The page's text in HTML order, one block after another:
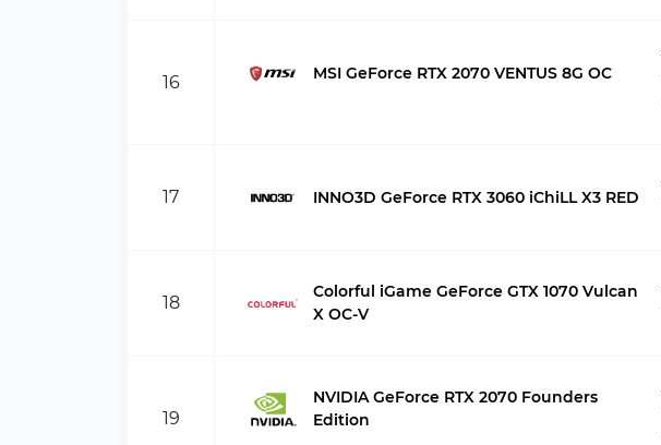
16 MSI GeForce RTX 2070 VENTUS 8G OC
17 INNO3D GeForce RTX 3060 iChiLL X3 RED
18
Colorful iGame GeForce GTX 1070 Vulcan
X OC-V
19
NVIDIA GeForce RTX 2070 Founders
Edition